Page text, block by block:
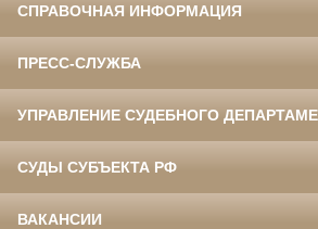
СПРАВОЧНАЯ ИНФОРМАЦИЯ
ПРЕСС-СЛУЖБА
УПРАВЛЕНИЕ СУДЕБНОГО
СУДЫ СУБЪЕКТА РФ
ВАКАНСИИ